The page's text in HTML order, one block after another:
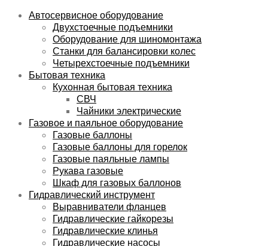
Автосервисное оборудование
Двухстоечные подъемники
Оборудование для шиномонтажа
Станки для балансировки колес
Четырехстоечные подъемники
Бытовая техника
Кухонная бытовая техника
СВЧ
Чайники электрические
Газовое и паяльное оборудование
Газовые баллоны
Газовые баллоны для горелок
Газовые паяльные лампы
Рукава газовые
Шкаф для газовых баллонов
Гидравлический инструмент
Выравниватели фланцев
Гидравлические гайкорезы
Гидравлические клинья
Гидравлические насосы